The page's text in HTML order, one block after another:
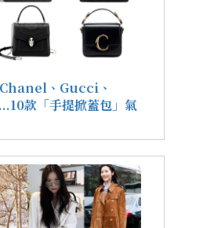
、Gucci、
款「手提掀蓋包」氣